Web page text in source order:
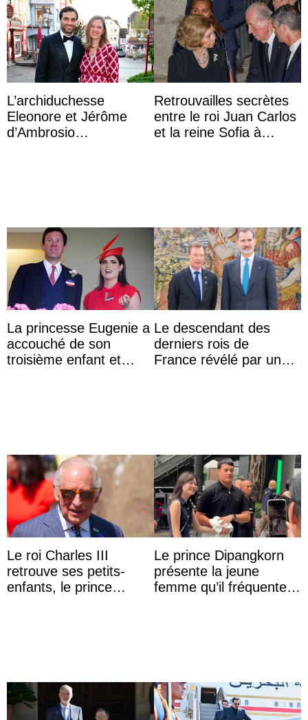
L’archiduchesse
Eleonore et Jérôme
d’Ambrosio
Retrouvailles secrètes
entre le roi Juan Carlos
et la reine Sofia à
La princesse Eugenie a
accouché de son
troisième enfant et
Le descendant des
derniers rois de
France révélé par un
Le roi Charles III
retrouve ses petits-
enfants, le prince
Le prince Dipangkorn
présente la jeune
femme qu’il fréquente à